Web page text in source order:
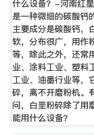
什么设备？-河南红
是一种微细的碳酸钙
主要成分是碳酸钙，
软，分布很广，用作
等，除此之外，还常
业、涂料工业、塑料
工业、油墨行业等，
碎，离不开磨粉机。
问，白垩粉碎除了用
能用什么设备？